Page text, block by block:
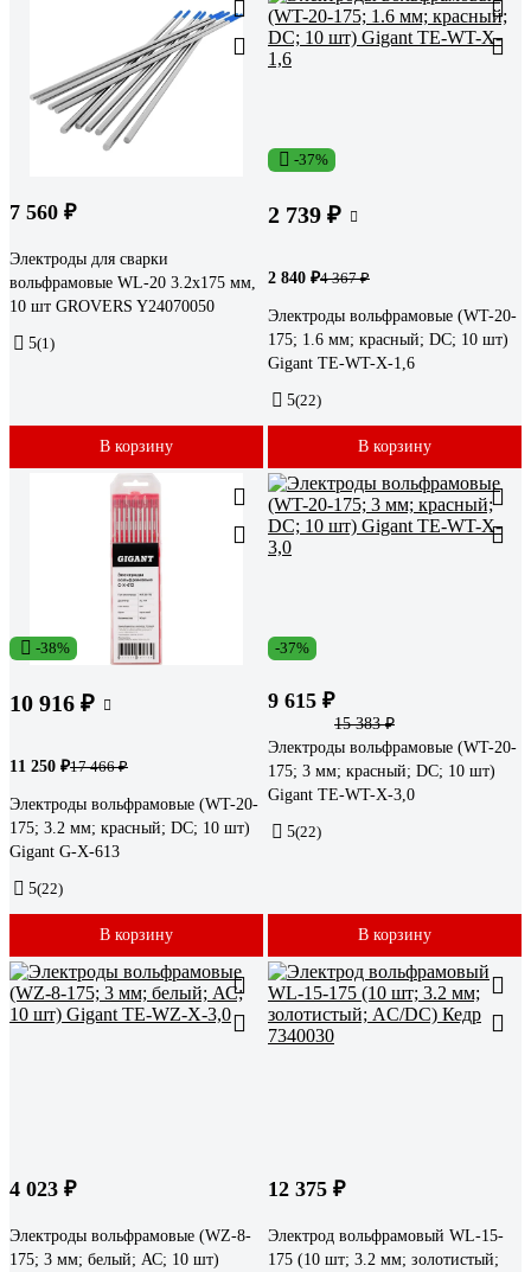
7 560 ₽
Электроды для сварки
вольфрамовые WL-20 3.2х175 мм,
10 шт GROVERS Y24070050
5(1)
В корзину
-37%
2 739 ₽
2 840 ₽4 367 ₽
Электроды вольфрамовые (WT-20-
175; 1.6 мм; красный; DC; 10 шт)
Gigant TE-WT-X-1,6
5(22)
В корзину
-38%
10 916 ₽
11 250 ₽17 466 ₽
Электроды вольфрамовые (WT-20-
175; 3.2 мм; красный; DC; 10 шт)
Gigant G-X-613
5(22)
В корзину
-37%
9 615 ₽
15 383 ₽
Электроды вольфрамовые (WT-20-
175; 3 мм; красный; DC; 10 шт)
Gigant TE-WT-X-3,0
5(22)
В корзину
4 023 ₽
Электроды вольфрамовые (WZ-8-
175; 3 мм; белый; АС; 10 шт)
12 375 ₽
Электрод вольфрамовый WL-15-
175 (10 шт; 3.2 мм; золотистый;